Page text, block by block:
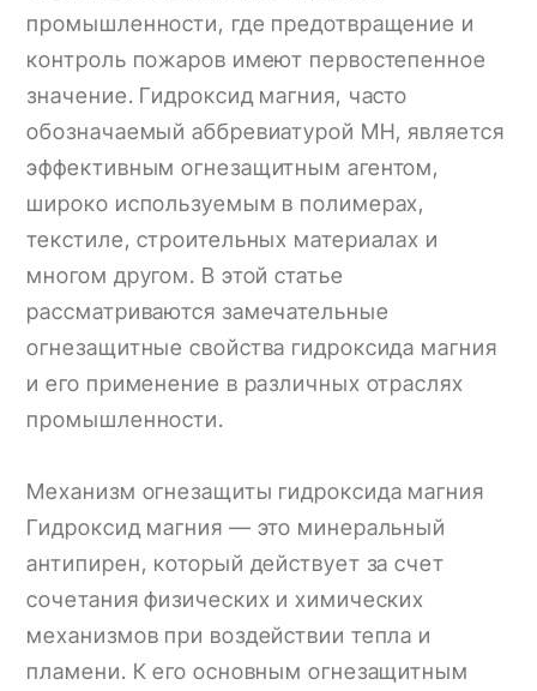
промышленности, где предотвращение и
контроль пожаров имеют первостепенное
значение. Гидроксид магния, часто
обозначаемый аббревиатурой MH, является
эффективным огнезащитным агентом,
широко используемым в полимерах,
текстиле, строительных материалах и
многом другом. В этой статье
рассматриваются замечательные
огнезащитные свойства гидроксида магния
и его применение в различных отраслях
промышленности.
Механизм огнезащиты гидроксида магния
Гидроксид магния — это минеральный
антипирен, который действует за счет
сочетания физических и химических
механизмов при воздействии тепла и
пламени. К его основным огнезащитным